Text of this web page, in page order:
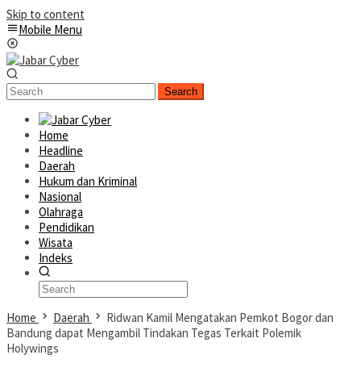
Skip to content
Mobile Menu
Search
Home
Headline
Daerah
Hukum dan Kriminal
Nasional
Olahraga
Pendidikan
Wisata
Indeks
Home Daerah
Ridwan Kamil Mengatakan Pemkot Bogor dan
Bandung dapat Mengambil Tindakan Tegas Terkait Polemik
Holywings